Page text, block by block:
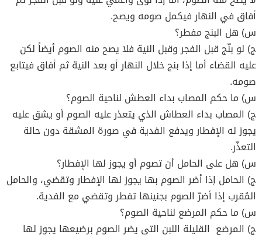
أفاق في النهار فيكمل صومه ويصح.
س) هل البنج مفطر؟
ج) لو بنّج قبل الفجر وقبل النية فلا يصح منه الصوم أيضاً لكن
عليه القضاء أما إذا بنج خلال النهار أو بعد النية ثم أفاق فيتابع
صومه.
س) ما حكم المصاب بداء العطش لناحية الصوم؟
ج) المصاب بداء العطاش الذي يتعذر عليه الصوم أو يشق عليه
يجوز له الإفطار ويدفع الفدية في صورة المشقة دون حالة
التعذّر.
س) هل على الحامل أن تصوم أو يجوز لها الإفطار؟
ج) الحامل إذا أضر الصوم بها يجوز لها الإفطار وتقضي، والحامل
المُقرب إذا أضرّ الصوم بجنينها تفطر وتقضي مع الفدية.
س) ما حكم المرضع لناحية الصوم؟
ج) المرضع القليلة اللبن التي يضر الصوم برضيعها يجوز لها